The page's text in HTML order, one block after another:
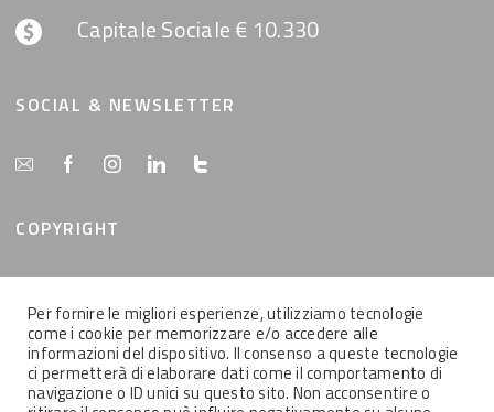
Capitale Sociale € 10.330
SOCIAL & NEWSLETTER
COPYRIGHT
Tutti i contenuti del presente sito sono di proprietà
della MemEx srl, tutti i diritti riservati.
Per fornire le migliori esperienze, utilizziamo tecnologie
come i cookie per memorizzare e/o accedere alle
informazioni del dispositivo. Il consenso a queste tecnologie
ci permetterà di elaborare dati come il comportamento di
navigazione o ID unici su questo sito. Non acconsentire o